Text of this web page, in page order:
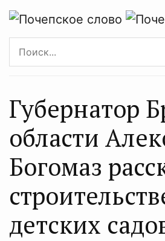
Губернатор
области
Богомаз
детских